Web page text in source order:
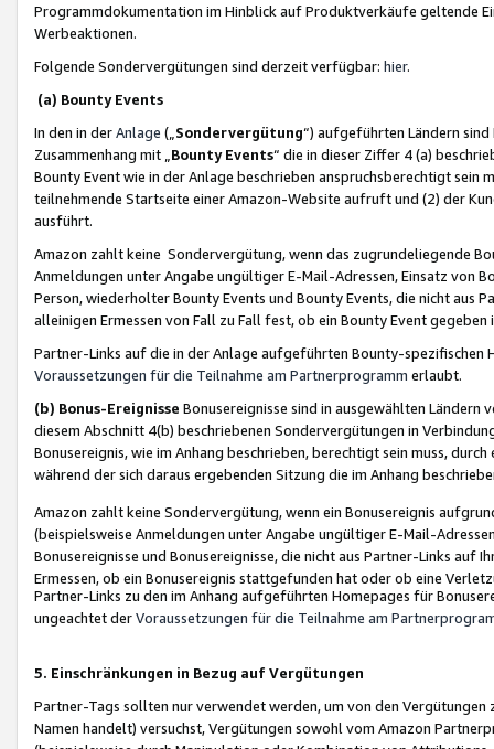
Programmdokumentation im Hinblick auf Produktverkäufe geltende
Werbeaktionen.
Folgende Sondervergütungen sind derzeit verfügbar: hier.
(a) Bounty Events
In den in derAnlage („ Sondervergütung“) aufgeführten Ländern
Zusammenhang mit „ Bounty Events“ die in dieser Ziffer 4 (a)
Bounty Event wie in der Anlage beschrieben anspruchsberechtigt sein
teilnehmende Startseite einer Amazon-Website aufruft und (2) der
ausführt.
Amazon zahlt keine Sondervergütung, wenn das zugrundeliegende
Anmeldungen unter Angabe ungültiger E-Mail-Adressen, Einsatz von
Person, wiederholter Bounty Events und Bounty Events, die nicht
alleinigen Ermessen von Fall zu Fall fest, ob ein Bounty Event
Partner-Links auf die in der Anlage aufgeführten Bounty-spezifischen
Voraussetzungen für die Teilnahme am Partnerprogramm erlaubt.
(b) Bonus-Ereignisse Bonusereignisse sind in ausgewählten Ländern
diesem Abschnitt 4(b) beschriebenen Sondervergütungen in
Bonusereignis, wie im Anhang beschrieben, berechtigt sein muss,
während der sich daraus ergebenden Sitzung die im Anhang
Amazon zahlt keine Sondervergütung, wenn ein Bonusereignis
(beispielsweise Anmeldungen unter Angabe ungültiger E-Mail-
Bonusereignisse und Bonusereignisse, die nicht aus Partner-Links auf
Ermessen, ob ein Bonusereignis stattgefunden hat oder ob eine
Partner-Links zu den im Anhang aufgeführten Homepages für
ungeachtet derVoraussetzungen für die Teilnahme am
5. Einschränkungen in Bezug auf Vergütungen
Partner-Tags sollten nur verwendet werden, um von den
Namen handelt) versuchst, Vergütungen sowohl vom Amazon